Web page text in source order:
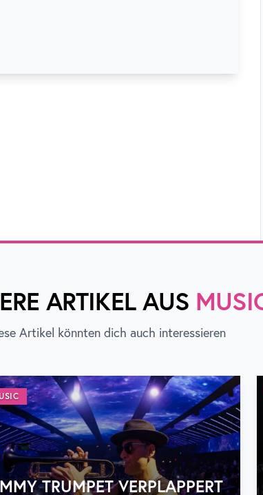
ARTIKEL AUS
Artikel könnten dich auch interessieren
TRUMPET VERPLAPPERT